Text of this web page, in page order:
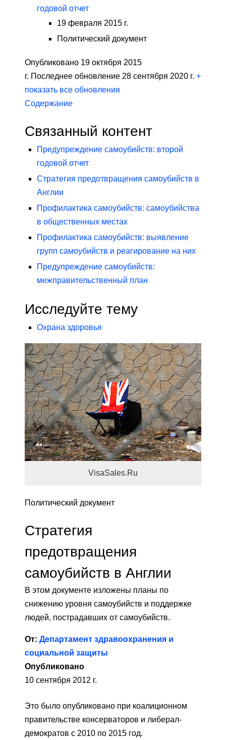
годовой отчет
19 февраля 2015 г.
Политический документ
Опубликовано 19 октября 2015
г. Последнее обновление 28 сентября 2020 г. +
показать все обновления
Содержание
Связанный контент
Предупреждение самоубийств: второй
годовой отчет
Стратегия предотвращения самоубийств в
Англии
Профилактика самоубийств: самоубийства
в общественных местах
Профилактика самоубийств: выявление
групп самоубийств и реагирование на них
Предупреждение самоубийств:
межправительственный план
Исследуйте тему
Охрана здоровья
VisaSales.Ru
Политический документ
Стратегия
предотвращения
самоубийств в Англии
В этом документе изложены планы по
снижению уровня самоубийств и поддержке
людей, пострадавших от самоубийств.
От: Департамент здравоохранения и
социальной защиты
Опубликовано
10 сентября 2012 г.
Это было опубликовано при коалиционном
правительстве консерваторов и либерал-
демократов с 2010 по 2015 год.